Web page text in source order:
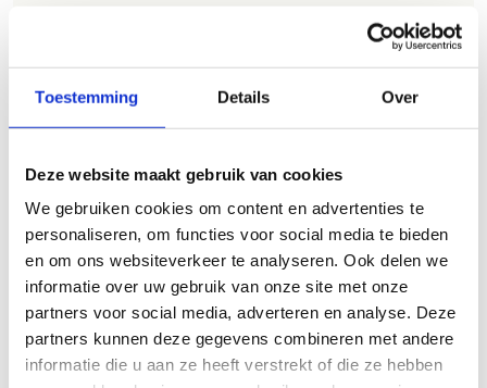
Toestemming Details Over
Deze website maakt gebruik van cookies
We gebruiken cookies om content en advertenties te
personaliseren, om functies voor social media te bieden
en om ons websiteverkeer te analyseren. Ook delen we
informatie over uw gebruik van onze site met onze
partners voor social media, adverteren en analyse. Deze
partners kunnen deze gegevens combineren met andere
informatie die u aan ze heeft verstrekt of die ze hebben
Wil je een probleem melden op een route? Ga dan naar
Heb je een vraag, contacteer ons via
sportievevrijetijd@sport.vlaanderen.​
ALGEMENE BEOORDELING *
slecht goed
FYSIEKE INSPANNING